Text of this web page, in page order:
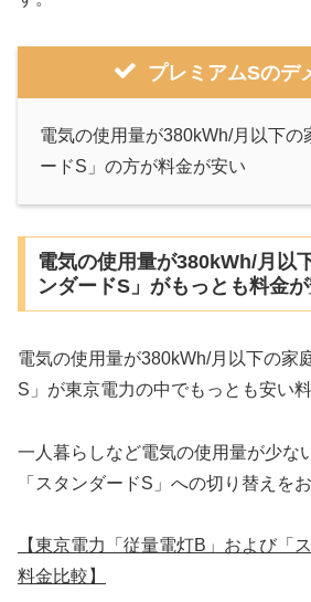
プレミアムSのデ
電気の使用量が380kWh/月以下の
ードS」の方が料金が安い
電気の使用量が380kWh/月以
ンダードS」がもっとも料金
電気の使用量が380kWh/月以下の家
S」が東京電力の中でもっとも安い
一人暮らしなど電気の使用量が少な
「スタンダードS」への切り替えを
【東京電力「従量電灯B」および「
料金比較】